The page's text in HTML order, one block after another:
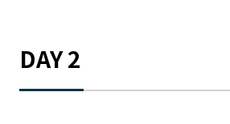
DAY 2